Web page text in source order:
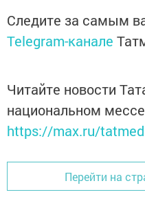
Следите за самым
Telegram-канале
Читайте новости
национальном
https://max.ru/
Перейти на